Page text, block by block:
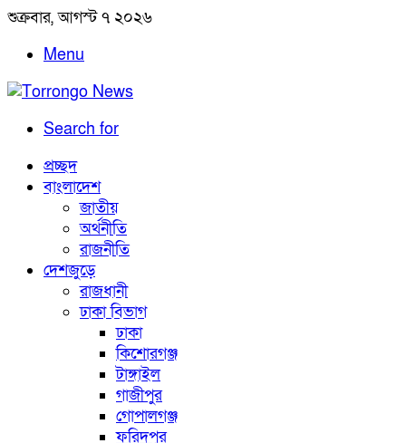
শুক্রবার, আগস্ট ৭ ২০২৬
Menu
Search for
প্রচ্ছদ
বাংলাদেশ
জাতীয়
অর্থনীতি
রাজনীতি
দেশজুড়ে
রাজধানী
ঢাকা বিভাগ
ঢাকা
কিশোরগঞ্জ
টাঙ্গাইল
গাজীপুর
গোপালগঞ্জ
ফরিদপুর